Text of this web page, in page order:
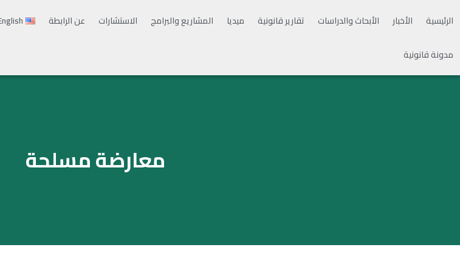
الرئيسية الأخبار الأبحاث والدراسات تقارير قانونية ميديا المشاريع والبرامج الاستشارات عن الرابطة
مدونة قانونية
معارضة مسلحة